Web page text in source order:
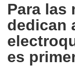
Para las
dedican
es